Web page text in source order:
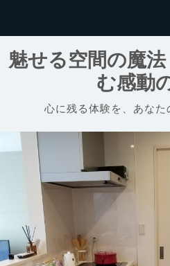
魅せる空間の魔
む感動
心に残る体験を、あなた